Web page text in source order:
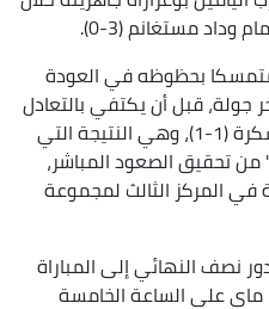
مستغانم (3-0).
بحظوظه في العودة
قبل أن يكتفي بالتعادل
خارج الديار أمام المتصدر اتحاد بسكرة (1-1)، وهي النتيجة التي
من تحقيق الصعود المباشر،
المركز الثالث لمجموعة
نصف النهائي إلى المباراة
المقررة يوم الأربعاء 20 ماي على الساعة الخامسة